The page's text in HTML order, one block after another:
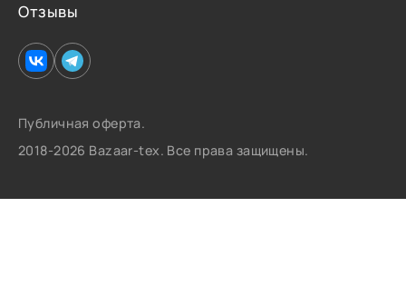
Отзывы
Публичная оферта.
2018-2026 Bazaar-tex. Все права защищены.